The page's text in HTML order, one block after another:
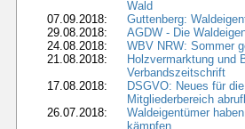
Wald
07.09.2018:
Guttenberg:
29.08.2018:
AGDW - Die
24.08.2018:
WBV NRW: Sommer
21.08.2018:
Holzvermarktung und
Verbandszeitschrift
17.08.2018:
DSGVO: Neues für
Mitgliederbereich
26.07.2018:
Waldeigentümer
kämpfen